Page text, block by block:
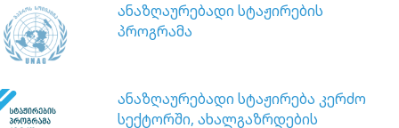
ანაზღაურებადი სტაჟირების
პროგრამა
ანაზღაურებადი სტაჟირება კერძო
სექტორში, ახალგაზრდების